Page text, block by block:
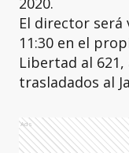
El director será
11:30 en el
Libertad al
trasladados al
Ads